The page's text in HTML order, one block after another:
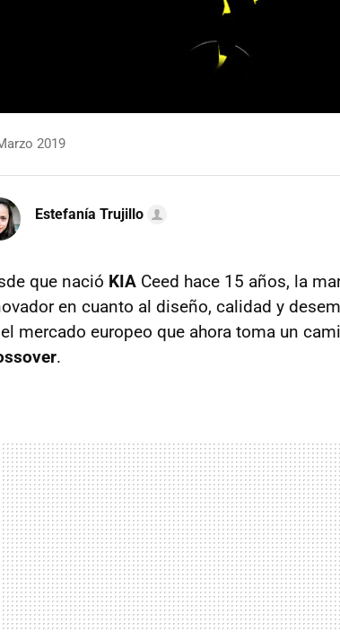
2019
Estefanía Trujillo
que nació KIA Ceed hace 15 años, la
en cuanto al diseño, calidad y
mercado europeo que ahora toma un
.